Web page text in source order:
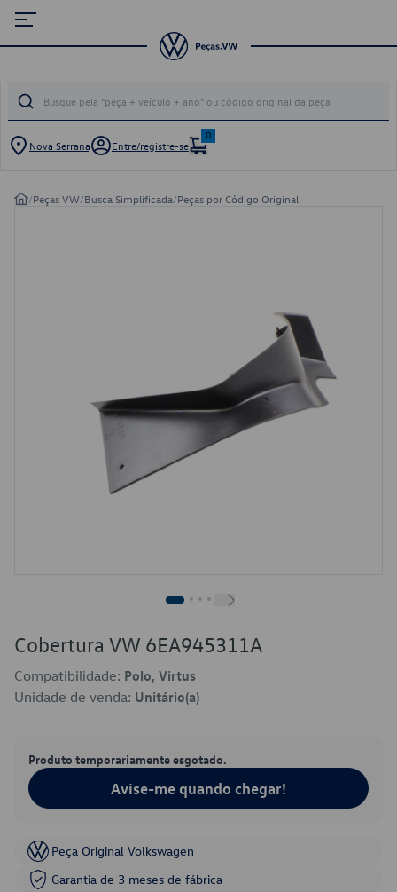
Nova Serrana Entre/registre-se
0
/Peças VW/Busca Simplificada/Peças por Código Original
Cobertura VW 6EA945311A
Compatibilidade: Polo, Virtus
Unidade de venda: Unitário(a)
Produto temporariamente esgotado.
Avise-me quando chegar!
Peça Original Volkswagen
Garantia de 3 meses de fábrica